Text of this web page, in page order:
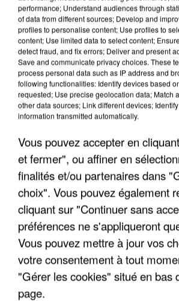
LES DONNÉES DE 300 000
INTERMARCHÉ APRÈS UNE...
performance; Understand audiences through
of data from different sources; Develop and
profiles to personalise content; Use profiles to
content; Use limited data to select content;
detect fraud, and fix errors; Deliver and present
Save and communicate privacy choices. These
process personal data such as IP address and
following functionalities: Identify devices based
requested; Use precise geolocation data; Match
other data sources; Link different devices;
information transmitted automatically.
Vous pouvez accepter en
et fermer", ou affiner en
finalités et/ou partenaires dans
choix". Vous pouvez également
cliquant sur "Continuer sans
préférences ne s'appliqueront
Vous pouvez mettre à jour vos
votre consentement à tout
"Gérer les cookies" situé en bas
page.